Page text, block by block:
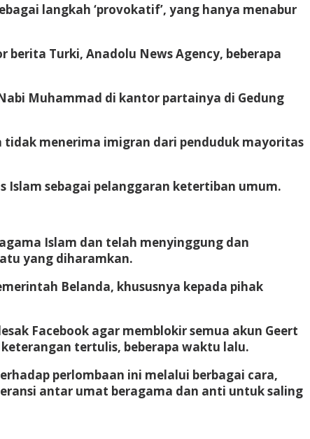
langkah ‘provokatif’, yang hanya menabur
berita Turki, Anadolu News Agency, beberapa
Muhammad di kantor partainya di Gedung
menerima imigran dari penduduk mayoritas
Islam sebagai pelanggaran ketertiban umum.
Islam dan telah menyinggung dan
yang diharamkan.
Belanda, khususnya kepada pihak
Facebook agar memblokir semua akun Geert
tertulis, beberapa waktu lalu.
perlombaan ini melalui berbagai cara,
antar umat beragama dan anti untuk saling